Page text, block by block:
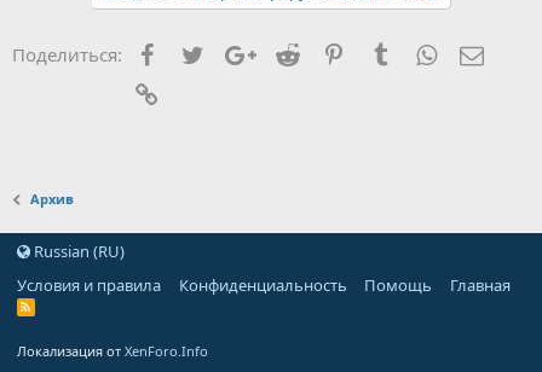
Поделиться: FacebookTwitterGoogle+
Reddit PinterestTumblrWhatsApp
Архив
Russian (RU)
Условия и правила
Конфиденциальность Помощь Главная
Локализация от XenForo.Info